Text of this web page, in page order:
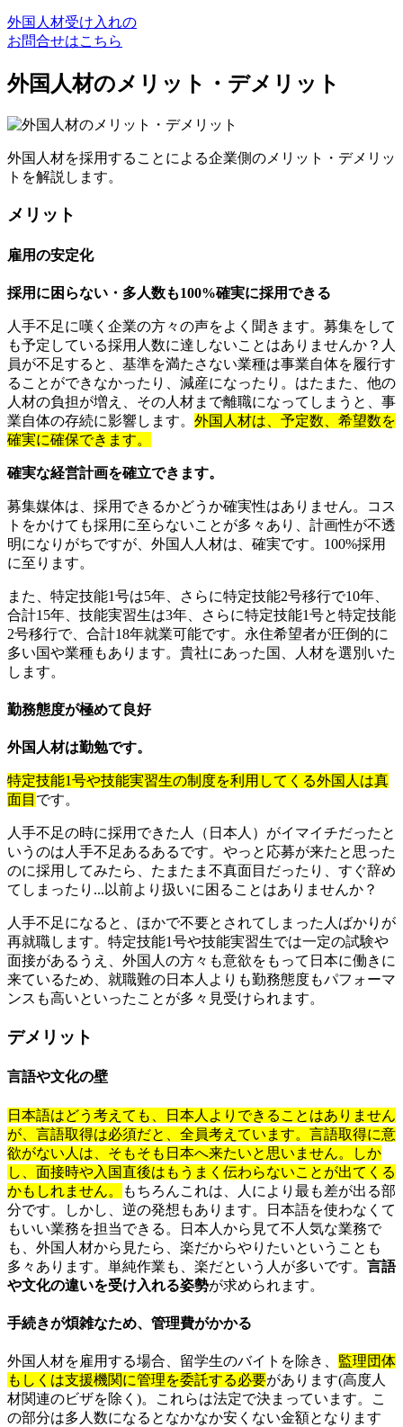
外国人材受け入れの
お問合せはこちら
外国人材のメリット・デメリット
外国人材を採用することによる企業側のメリット・デメリッ
トを解説します。
メリット
雇用の安定化
採用に困らない・多人数も100%確実に採用できる
人手不足に嘆く企業の方々の声をよく聞きます。募集をして
も予定している採用人数に達しないことはありませんか？人
員が不足すると、基準を満たさない業種は事業自体を履行す
ることができなかったり、減産になったり。はたまた、他の
人材の負担が増え、その人材まで離職になってしまうと、事
業自体の存続に影響します。 外国人材は、予定数、希望数を
確実に確保できます。
確実な経営計画を確立できます。
募集媒体は、採用できるかどうか確実性はありません。コス
トをかけても採用に至らないことが多々あり、計画性が不透
明になりがちですが、外国人人材は、確実です。100%採用
に至ります。
また、特定技能1号は5年、さらに特定技能2号移行で10年、
合計15年、技能実習生は3年、さらに特定技能1号と特定技能
2号移行で、合計18年就業可能です。永住希望者が圧倒的に
多い国や業種もあります。貴社にあった国、人材を選別いた
します。
勤務態度が極めて良好
外国人材は勤勉です。
特定技能1号や技能実習生の制度を利用してくる外国人は真
面目 です。
人手不足の時に採用できた人（日本人）がイマイチだったと
いうのは人手不足あるあるです。やっと応募が来たと思った
のに採用してみたら、たまたま不真面目だったり、すぐ辞め
てしまったり...以前より扱いに困ることはありませんか？
人手不足になると、ほかで不要とされてしまった人ばかりが
再就職します。特定技能1号や技能実習生では一定の試験や
面接があるうえ、外国人の方々も意欲をもって日本に働きに
来ているため、就職難の日本人よりも勤務態度もパフォーマ
ンスも高いといったことが多々見受けられます。
デメリット
言語や文化の壁
日本語はどう考えても、日本人よりできることはありません
が、言語取得は必須だと、全員考えています。言語取得に意
欲がない人は、そもそも日本へ来たいと思いません。しか
し、面接時や入国直後はもうまく伝わらないことが出てくる
かもしれません。
もちろんこれは、人により最も差が出る部
分です。しかし、逆の発想もあります。日本語を使わなくて
もいい業務を担当できる。日本人から見て不人気な業務で
も、外国人材から見たら、楽だからやりたいということも
多々あります。単純作業も、楽だという人が多いです。 言語
や文化の違いを受け入れる姿勢が求められます。
手続きが煩雑なため、管理費がかかる
外国人材を雇用する場合、留学生のバイトを除き、 監理団体
もしくは支援機関に管理を委託する必要があります(高度人
材関連のビザを除く)。これらは法定で決まっています。こ
の部分は多人数になるとなかなか安くない金額となります